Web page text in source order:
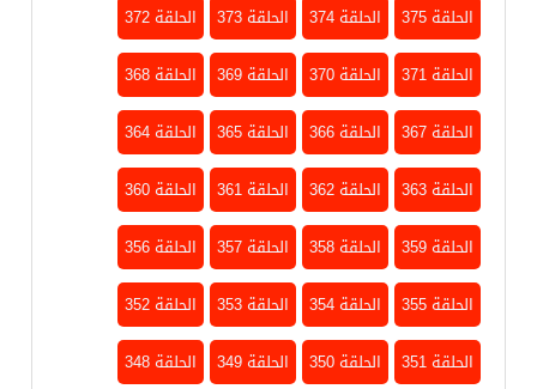
الحلقة 375
الحلقة 374 الحلقة 373
الحلقة 372
الحلقة 371
الحلقة 370 الحلقة 369
الحلقة 368
الحلقة 367
الحلقة 366 الحلقة 365
الحلقة 364
الحلقة 363
الحلقة 362 الحلقة 361
الحلقة 360
الحلقة 359
الحلقة 358 الحلقة 357
الحلقة 356
الحلقة 355
الحلقة 354 الحلقة 353
الحلقة 352
الحلقة 351
الحلقة 350 الحلقة 349
الحلقة 348